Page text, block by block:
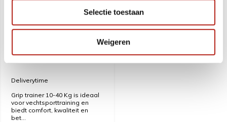
Selectie toestaan
Weigeren
Deliverytime
Grip trainer 10-40 Kg is ideaal
voor vechtsporttraining en
biedt comfort, kwaliteit en
bet...